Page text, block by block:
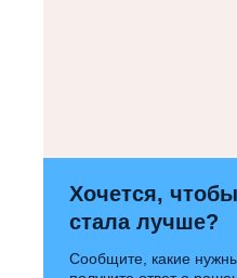
Хочется,
стала лучше?
Сообщите, какие